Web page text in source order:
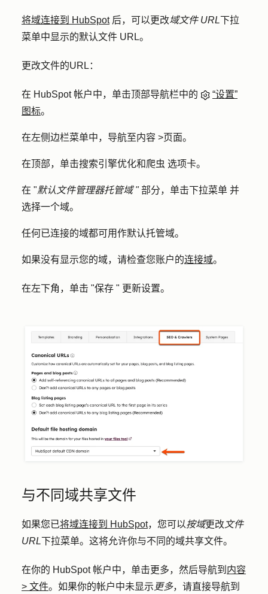
将域连接到 HubSpot后，可以更改域文件 URL下拉
菜单中显示的默认文件 URL。
更改文件的URL：
在 HubSpot 帐户中，单击顶部导航栏中的
“设置”
图标。
在左侧边栏菜单中，导航至内容 >页面。
在顶部，单击搜索引擎优化和爬虫 选项卡。
在 "默认文件管理器托管域 "部分，单击下拉菜单 并
选择一个域。
任何已连接的域都可用作默认托管域。
如果没有显示您的域，请检查您账户的连接域。
在左下角，单击 "保存 " 更新设置。
与不同域共享文件
如果您已将域连接到 HubSpot，您可以按域更改文件
URL下拉菜单。这将允许你与不同的域共享文件。
在你的 HubSpot 帐户中，单击更多，然后导航到 内容
> 文件。如果你的帐户中未显示 更多，请直接导航到